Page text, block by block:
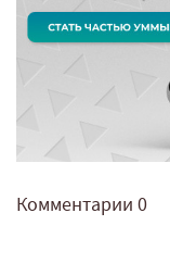
Комментарии 0